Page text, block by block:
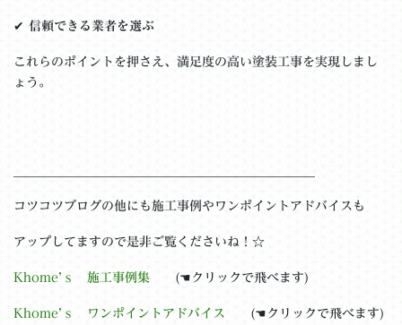
✔ 信頼できる業者を選ぶ
これらのポイントを押さえ、満足度の高い塗装工事を実現しまし
ょう。
コツコツブログの他にも施工事例やワンポイントアドバイスも
アップしてますので是非ご覧くださいね！☆
Khome’ｓ 施工事例集 (☚クリックで飛べます)
Khome’ｓ ワンポイントアドバイス (☚クリックで飛べます)